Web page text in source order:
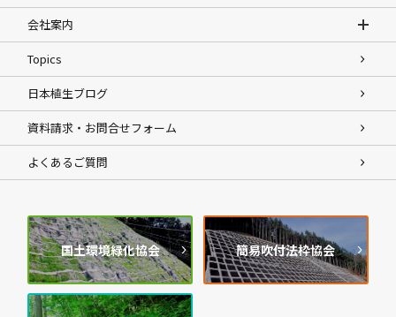
会社案内
Topics
日本植生ブログ
資料請求・お問合せフォーム
よくあるご質問
国土環境緑化協会 簡易吹付法枠協会